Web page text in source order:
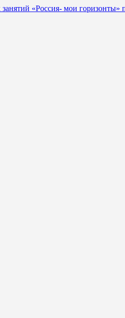
«Россия- мои горизонты»